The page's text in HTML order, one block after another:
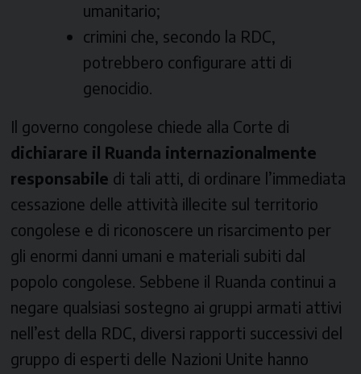
umanitario;
crimini che, secondo la RDC,
potrebbero configurare atti di
genocidio.
Il governo congolese chiede alla Corte di
dichiarare il Ruanda internazionalmente
responsabile di tali atti, di ordinare l’immediata
cessazione delle attività illecite sul territorio
congolese e di riconoscere un risarcimento per
gli enormi danni umani e materiali subiti dal
popolo congolese. Sebbene il Ruanda continui a
negare qualsiasi sostegno ai gruppi armati attivi
nell’est della RDC, diversi rapporti successivi del
gruppo di esperti delle Nazioni Unite hanno